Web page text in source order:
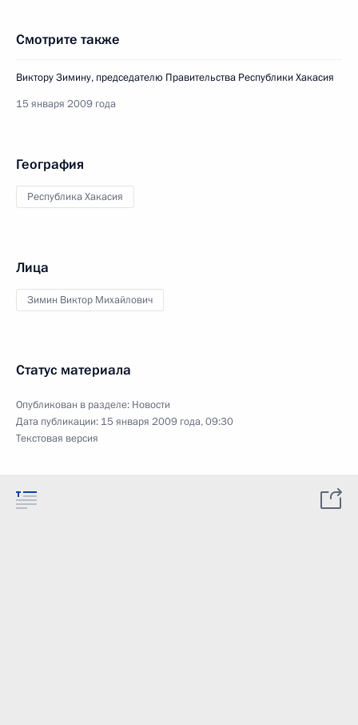
Смотрите также
Виктору Зимину, председателю Правительства Республики Хакасия
15 января 2009 года
География
Республика Хакасия
Лица
Зимин Виктор Михайлович
Статус материала
Опубликован в разделе: Новости
Дата публикации: 15 января 2009 года, 09:30
Текстовая версия